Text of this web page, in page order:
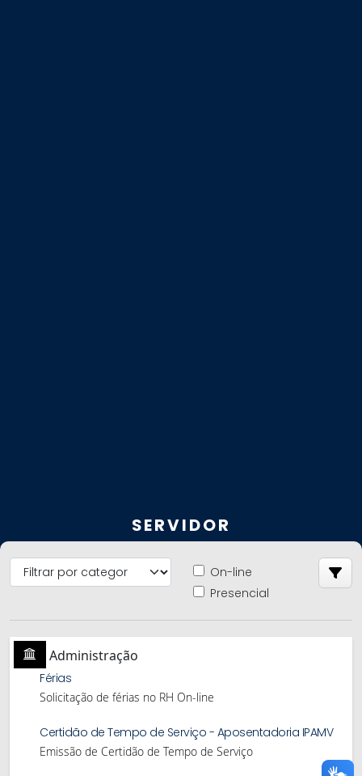
SERVIDOR
On-line
Presencial
Administração
Férias
Solicitação de férias no RH On-line
Certidão de Tempo de Serviço - Aposentadoria IPAMV
Emissão de Certidão de Tempo de Serviço